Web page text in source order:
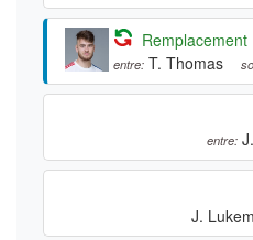
Remplacement
entre: T. Thomas
entre:
J.